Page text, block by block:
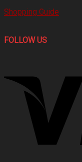
Shopping Guide
FOLLOW US